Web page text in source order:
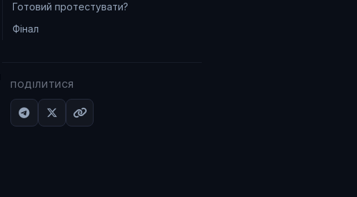
Готовий протестувати?
Фінал
ПОДІЛИТИСЯ